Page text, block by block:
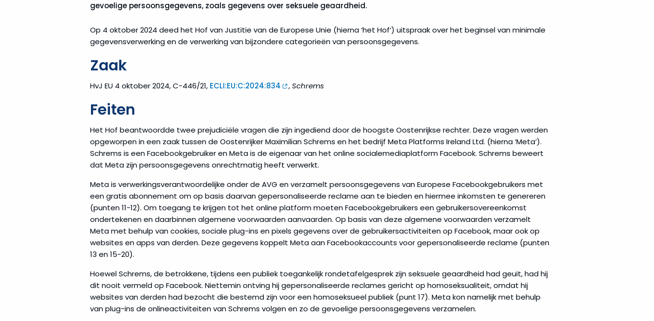
gevoelige persoonsgegevens, zoals gegevens over seksuele geaardheid.
Op 4 oktober 2024 deed het Hof van Justitie van de Europese Unie (hierna ‘het Hof’) uitspraak over het beginsel van minimale
gegevensverwerking en de verwerking van bijzondere categorieën van persoonsgegevens.
Zaak
HvJ EU 4 oktober 2024, C-446/21, ECLI:EU:C:2024:834 ,Schrems
Feiten
Het Hof beantwoordde twee prejudiciële vragen die zijn ingediend door de hoogste Oostenrijkse rechter. Deze vragen werden
opgeworpen in een zaak tussen de Oostenrijker Maximilian Schrems en het bedrijf Meta Platforms Ireland Ltd. (hierna ‘Meta’).
Schrems is een Facebookgebruiker en Meta is de eigenaar van het online socialemediaplatform Facebook. Schrems beweert
dat Meta zijn persoonsgegevens onrechtmatig heeft verwerkt.
Meta is verwerkingsverantwoordelijke onder de AVG en verzamelt persoonsgegevens van Europese Facebookgebruikers met
een gratis abonnement om op basis daarvan gepersonaliseerde reclame aan te bieden en hiermee inkomsten te genereren
(punten 11-12). Om toegang te krijgen tot het online platform moeten Facebookgebruikers een gebruikersovereenkomst
ondertekenen en daarbinnen algemene voorwaarden aanvaarden. Op basis van deze algemene voorwaarden verzamelt
Meta met behulp van cookies, sociale plug-ins en pixels gegevens over de gebruikersactiviteiten op Facebook, maar ook op
websites en apps van derden. Deze gegevens koppelt Meta aan Facebookaccounts voor gepersonaliseerde reclame (punten
13 en 15-20).
Hoewel Schrems, de betrokkene, tijdens een publiek toegankelijk rondetafelgesprek zijn seksuele geaardheid had geuit, had hij
dit nooit vermeld op Facebook. Niettemin ontving hij gepersonaliseerde reclames gericht op homoseksualiteit, omdat hij
websites van derden had bezocht die bestemd zijn voor een homoseksueel publiek (punt 17). Meta kon namelijk met behulp
van plug-ins de onlineactiviteiten van Schrems volgen en zo de gevoelige persoonsgegevens verzamelen.